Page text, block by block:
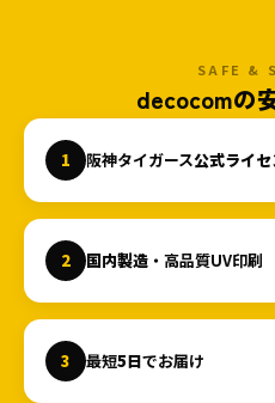
SAFE &
decocomの
1 阪神タイガース公式ライセ
2 国内製造 ・高品質UV印刷
3 最短5日でお届け